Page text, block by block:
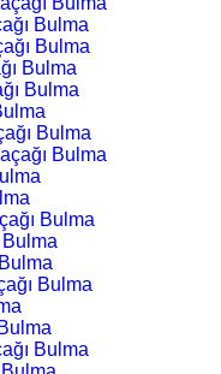
Bulma
Bulma
Bulma
Bulma
Bulma
Bulma
Bulma
Bulma
Bulma
Bulma